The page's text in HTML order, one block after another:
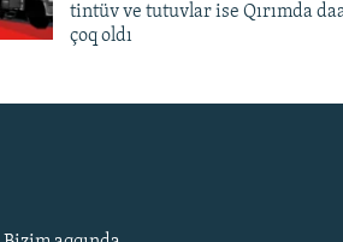
tintüv ve tutuvlar ise Qırımda
çoq oldı